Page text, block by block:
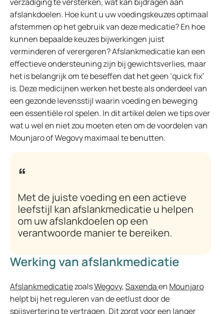
afslankdoelen. Hoe kunt u uw voedingskeuzes optimaal
afstemmen op het gebruik van deze medicatie? En hoe
kunnen bepaalde keuzes bijwerkingen juist
verminderen of verergeren? Afslankmedicatie kan een
effectieve ondersteuning zijn bij gewichtsverlies, maar
het is belangrijk om te beseffen dat het geen ‘quick fix’
is. Deze medicijnen werken het beste als onderdeel van
een gezonde levensstijl waarin voeding en beweging
een essentiële rol spelen. In dit artikel delen we tips over
wat u wel en niet zou moeten eten om de voordelen van
Mounjaro of Wegovy maximaal te benutten.
Met de juiste voeding en een actieve
leefstijl kan afslankmedicatie u helpen
om uw afslankdoelen op een
verantwoorde manier te bereiken.
Werking van afslankmedicatie
AfslankmedicatiezoalsWegovy,Saxendaen Mounjaro
helpt bij het reguleren van de eetlust door de
spijsvertering te vertragen. Dit zorgt voor een langer